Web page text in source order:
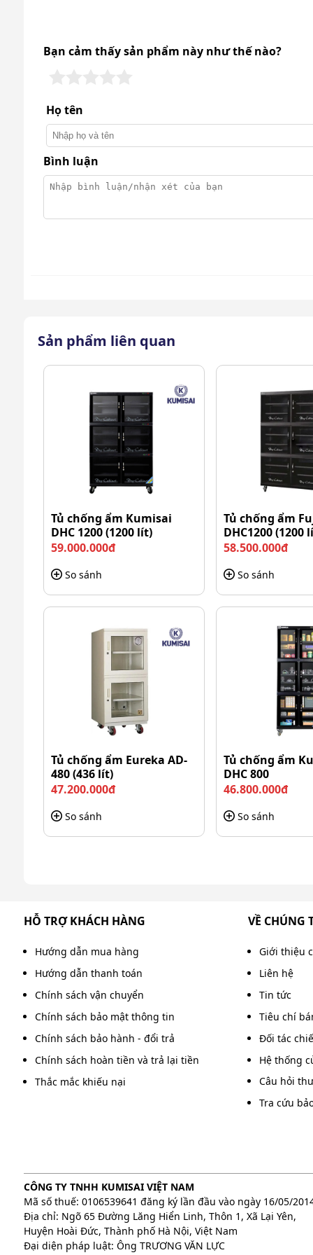
dụng. Mỗi ngăn trang bị 2 khay đựng có thể tháo rời
Không gian tủ
Với dung tích tổng lên đến 400 lít, người dùng có
cách khoa học. Fujie AD400 phù hợp để sử dụng
đình có nhu cầu bảo quản nhiều thiết bị như máy
chuyên
độ ẩm và nhiệt độ ở cả 2 tầng. Nhờ tính năng
cho từng tầng, đảm bảo môi trường bảo quản tối
trữ bên trong.
=>>> Tham khảo:Top 4 tủ chống ẩm 20L bán chạy
2. Bền bỉ
Toàn bộ khung tủ chống ẩm Fujie AD400 làm từ
đính. Bên cạnh đó, toàn bộ tủ phủ thêm 2 lớp
chống ẩm.
Thiết kế
Thiết kế cửa bằng kính dày dặn có khả năng
3. Công nghệ hút hiện đại, hiệu quả cao
Tủ Fujie AD400 (400 lít) được ứng dụng công nghệ
đảm bảo khả năng kiểm soát độ ẩm chính xác và
Bạn cảm thấy sản phẩm này như thế nào?
Họ tên
Bình luận
Sản phẩm liên quan
Tủ chống ẩm Kumisai
DHC 1200 (1200 lít)
59.000.000đ
So sánh
Tủ chống ẩm
DHC1200 (1200
58.500.000đ
So sánh
Tủ chống ẩm Eureka AD-
480 (436 lít)
47.200.000đ
So sánh
Tủ chống ẩm
DHC 800
46.800.000đ
So sánh
HỖ TRỢ KHÁCH HÀNG
Hướng dẫn mua hàng
Hướng dẫn thanh toán
Chính sách vận chuyển
Chính sách bảo mật thông tin
Chính sách bảo hành - đổi trả
Chính sách hoàn tiền và trả lại tiền
Thắc mắc khiếu nại
VỀ CHÚNG
Giới thiệu
Liên hệ
Tin tức
Tiêu chí
Đối tác
Hệ thống
Câu hỏi
Tra cứu
CÔNG TY TNHH KUMISAI VIỆT NAM
Mã số thuế: 0106539641 đăng ký lần đầu vào ngày 16/05/
Địa chỉ: Ngõ 65 Đường Lăng Hiển Linh, Thôn 1, Xã Lại Yên,
Huyện Hoài Đức, Thành phố Hà Nội, Việt Nam
Đại diện pháp luật: Ông TRƯƠNG VĂN LỰC